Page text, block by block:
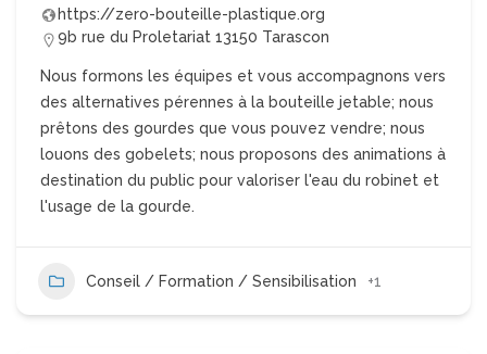
https://zero-bouteille-plastique.org
9b rue du Proletariat 13150 Tarascon
Nous formons les équipes et vous accompagnons vers
des alternatives pérennes à la bouteille jetable; nous
prêtons des gourdes que vous pouvez vendre; nous
louons des gobelets; nous proposons des animations à
destination du public pour valoriser l'eau du robinet et
l'usage de la gourde.
Conseil / Formation / Sensibilisation +1